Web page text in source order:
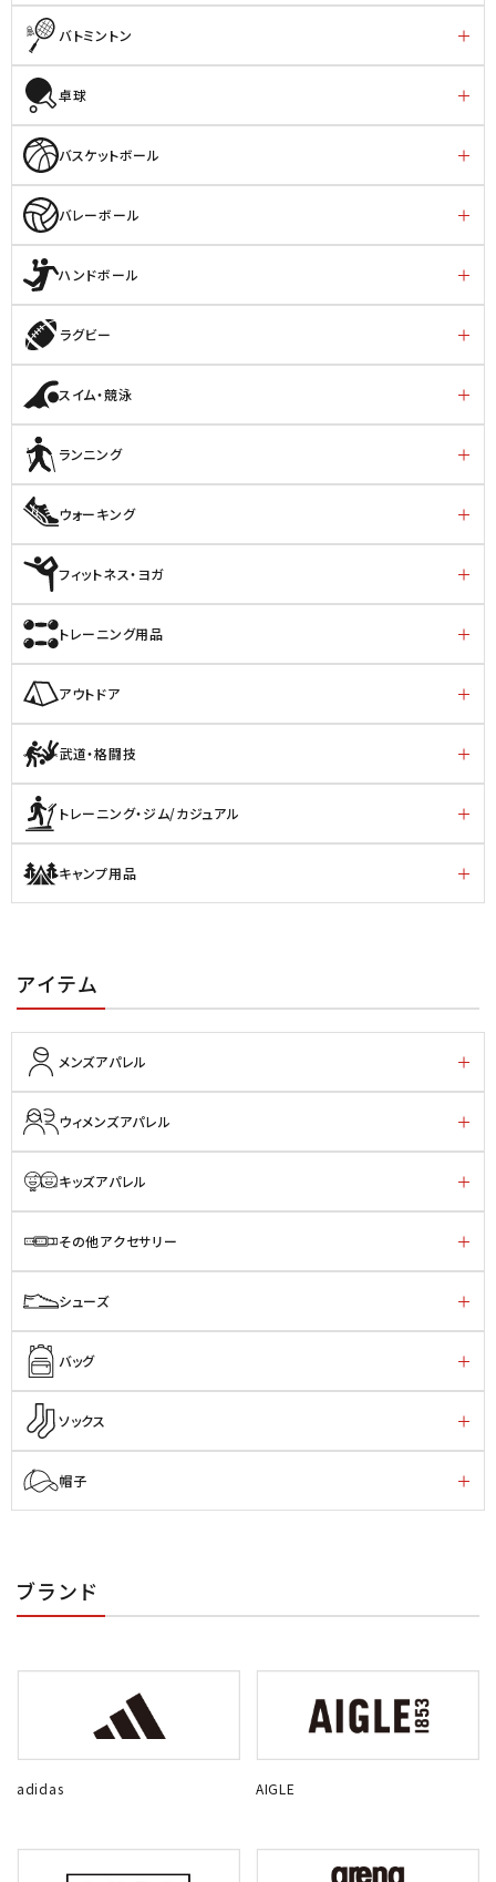
バトミントン
卓球
バスケットボール
バレーボール
ハンドボール
ラグビー
スイム・競泳
ランニング
ウォーキング
フィットネス・ヨガ
トレーニング用品
アウトドア
武道・格闘技
トレーニング・ジム/カジュアル
キャンプ用品
アイテム
メンズアパレル
ウィメンズアパレル
キッズアパレル
その他アクセサリー
シューズ
バッグ
ソックス
帽子
ブランド
adidas AIGLE